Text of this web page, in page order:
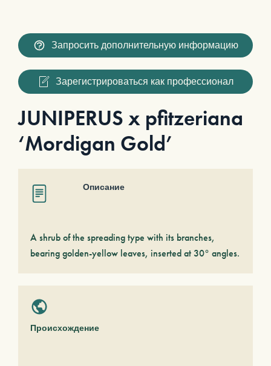
Запросить дополнительную информацию
Зарегистрироваться как профессионал
JUNIPERUS x pfitzeriana
‘Mordigan Gold’
Описание
A shrub of the spreading type with its branches,
bearing golden-yellow leaves, inserted at 30° angles.
Происхождение